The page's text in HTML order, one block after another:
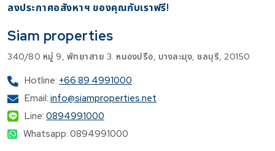
​ลงประกาศอสังหาฯ ของคุณกับเราฟรี!
Siam properties
340/80 หมู่ 9, พัทยาสาย 3. หนองปรือ, บางละมุง, ชลบุรี, 20150
Hotline: +66 89 4991000
Email: info@siamproperties.net
Line: 0894991000
Whatsapp: 0894991000